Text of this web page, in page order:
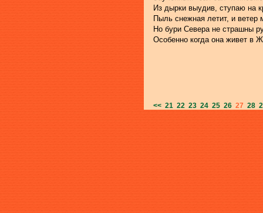
Из дырки выудив, ступаю на
Пыль снежная летит, и ветер
Но бури Севера не страшны
Особенно когда она живет в
<< 21 22 23 24 25 26 27 28